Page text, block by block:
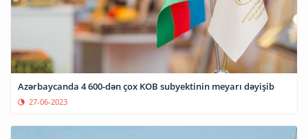
Azərbaycanda 4 600-dən çox KOB subyektinin meyarı dəyişib
27-06-2023